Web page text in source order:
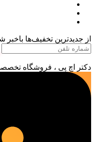
از جدیدترین تخفیف‌ها باخبر
دکتر اچ پی ، فروشگاه